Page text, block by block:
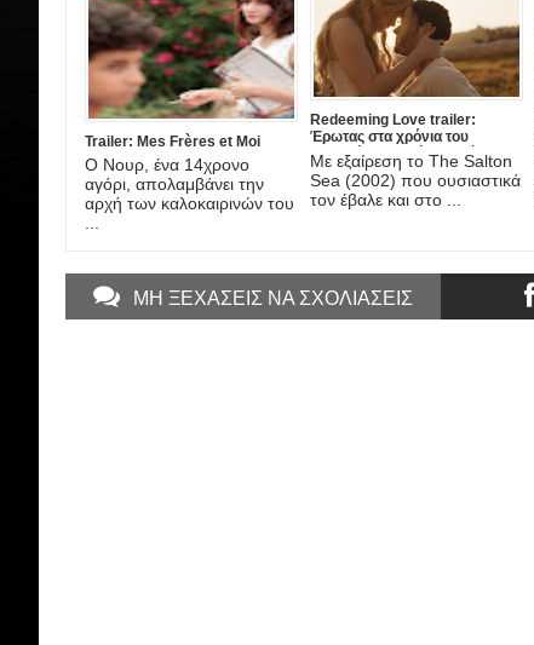
Trailer: Mes Frères et Moi
Ο Νουρ, ένα 14χρονο
αγόρι, απολαμβάνει την
αρχή των καλοκαιρινών του
Redeeming Love trailer:
Έρωτας στα χρόνια του
Χρυσού Πυρετού, στη νέα
ταινία του DJ Caruso
Με εξαίρεση το The Salton
Sea (2002) που ουσιαστικά
τον έβαλε και στο ...
ΜΗ ΞΕΧΑΣΕΙΣ ΝΑ ΣΧΟΛΙΑΣΕΙΣ